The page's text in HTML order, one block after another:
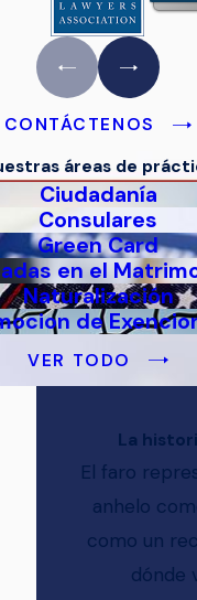
CONTÁCTENOS
áreas de
Ciudadanía
Consulares
Green Card
en el
Naturalización
de
VER TODO
La
El faro
anhelo
como un
dónde